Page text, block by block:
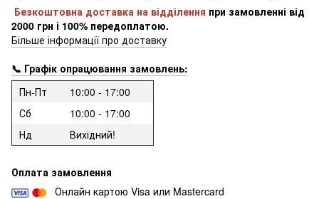
Безкоштовна доставка на відділення при замовленні від
2000 грн і 100% передоплатою.
Більше інформації про доставку
📞 Графік опрацювання замовлень:
Пн-Пт
10:00 - 17:00
Сб
10:00 - 17:00
Нд
Вихідний!
Оплата замовлення
Онлайн картою Visa или Mastercard